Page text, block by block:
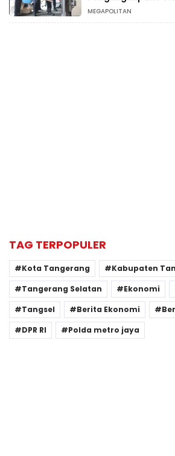
MEGAPOLITAN
TAG TERPOPULER
Kota Tangerang
Kabupaten
Tangerang Selatan
Ekonomi
Tangsel
Berita Ekonomi
DPR RI
Polda metro jaya